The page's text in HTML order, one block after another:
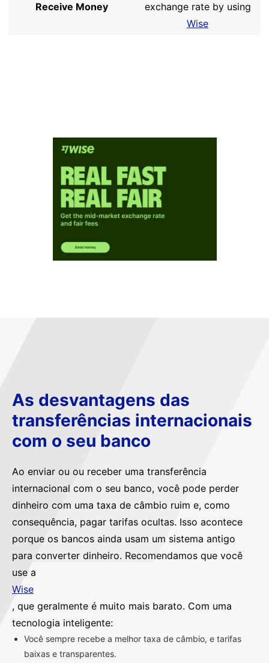
Receive Money
exchange rate by using
Wise
As desvantagens das
transferências internacionais
com o seu banco
Ao enviar ou ou receber uma transferência
internacional com o seu banco, você pode perder
dinheiro com uma taxa de câmbio ruim e, como
consequência, pagar tarifas ocultas. Isso acontece
porque os bancos ainda usam um sistema antigo
para converter dinheiro. Recomendamos que você
use a
Wise
, que geralmente é muito mais barato. Com uma
tecnologia inteligente:
Você sempre recebe a melhor taxa de câmbio, e tarifas
baixas e transparentes.